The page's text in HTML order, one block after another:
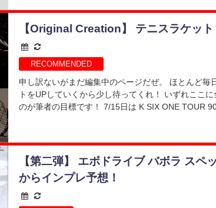
【Original Creation】 テニスラケッ
RECOMMENDED
申し訳ないがまだ編集中のページだぜ。 ほとんど毎
トをUPしていくから少し待ってくれ！ いずれここ
のが筆者の目標です！ 7/15日は K SIX ONE TOUR
【第二弾】 エボドライブ バボラ スペ
からインプレ予想！